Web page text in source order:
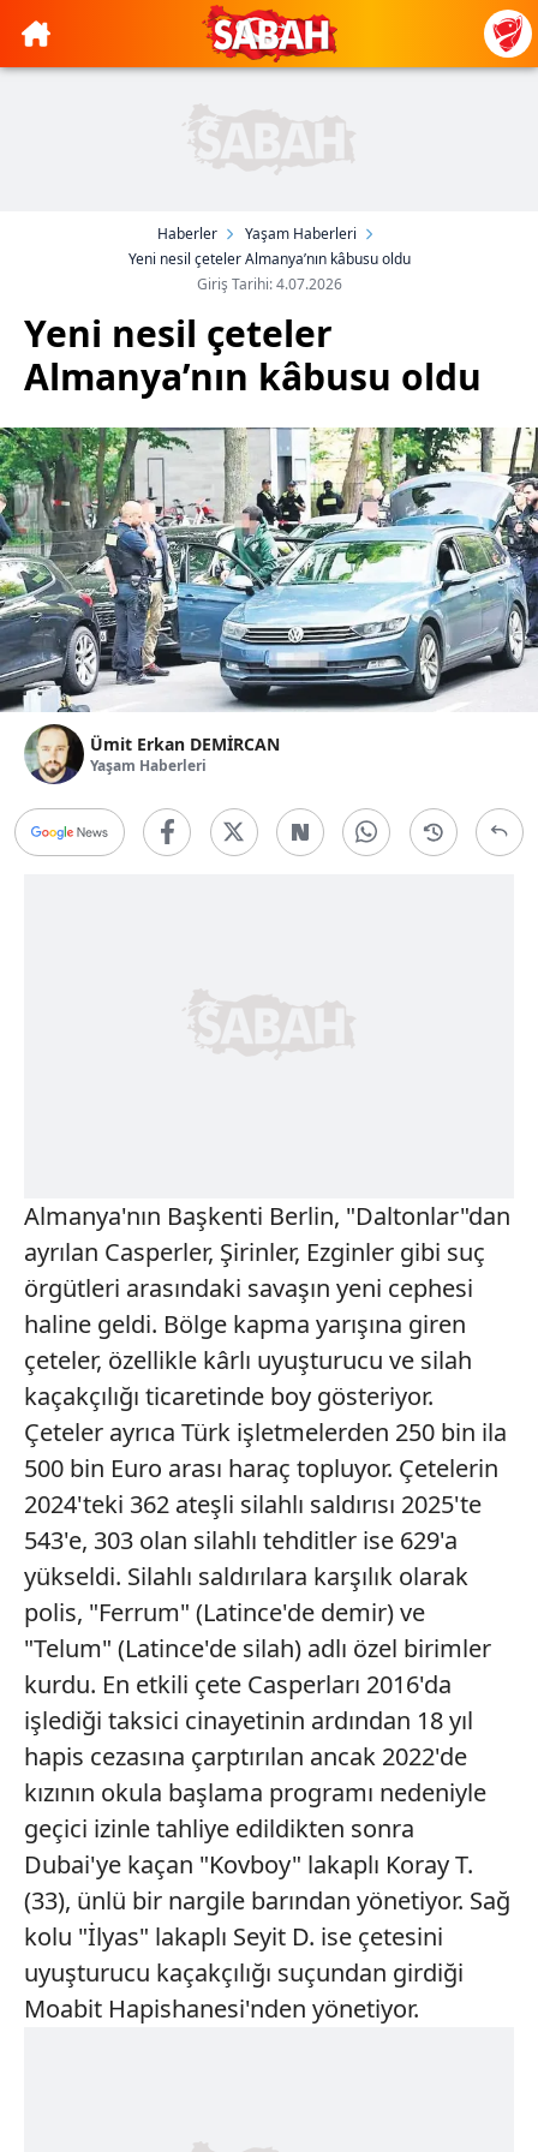
Haberler
Yaşam Haberleri
Yeni nesil çeteler Almanya’nın kâbusu oldu
Giriş Tarihi: 4.07.2026
Yeni nesil çeteler
Almanya’nın kâbusu oldu
Ümit Erkan DEMİRCAN
Yaşam Haberleri
Almanya'nın Başkenti Berlin, "Daltonlar"dan
ayrılan Casperler, Şirinler, Ezginler gibi suç
örgütleri arasındaki savaşın yeni cephesi
haline geldi. Bölge kapma yarışına giren
çeteler, özellikle kârlı uyuşturucu ve silah
kaçakçılığı ticaretinde boy gösteriyor.
Çeteler ayrıca Türk işletmelerden 250 bin ila
500 bin Euro arası haraç topluyor. Çetelerin
2024'teki 362 ateşli silahlı saldırısı 2025'te
543'e, 303 olan silahlı tehditler ise 629'a
yükseldi. Silahlı saldırılara karşılık olarak
polis, "Ferrum" (Latince'de demir) ve
"Telum" (Latince'de silah) adlı özel birimler
kurdu. En etkili çete Casperları 2016'da
işlediği taksici cinayetinin ardından 18 yıl
hapis cezasına çarptırılan ancak 2022'de
kızının okula başlama programı nedeniyle
geçici izinle tahliye edildikten sonra
Dubai'ye kaçan "Kovboy" lakaplı Koray T.
(33), ünlü bir nargile barından yönetiyor. Sağ
kolu "İlyas" lakaplı Seyit D. ise çetesini
uyuşturucu kaçakçılığı suçundan girdiği
Moabit Hapishanesi'nden yönetiyor.